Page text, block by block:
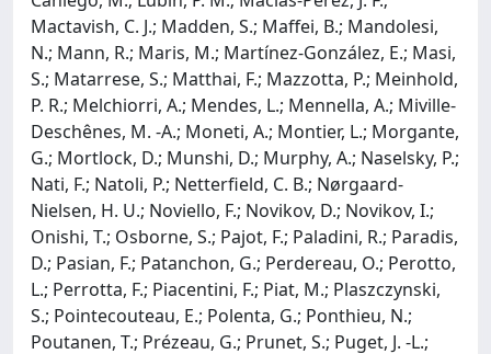
Mactavish, C. J.; Madden, S.; Maffei, B.; Mandolesi,
N.; Mann, R.; Maris, M.; Martínez-González, E.; Masi,
S.; Matarrese, S.; Matthai, F.; Mazzotta, P.; Meinhold,
P. R.; Melchiorri, A.; Mendes, L.; Mennella, A.; Miville-
Deschênes, M. -A.; Moneti, A.; Montier, L.; Morgante,
G.; Mortlock, D.; Munshi, D.; Murphy, A.; Naselsky, P.;
Nati, F.; Natoli, P.; Netterfield, C. B.; Nørgaard-
Nielsen, H. U.; Noviello, F.; Novikov, D.; Novikov, I.;
Onishi, T.; Osborne, S.; Pajot, F.; Paladini, R.; Paradis,
D.; Pasian, F.; Patanchon, G.; Perdereau, O.; Perotto,
L.; Perrotta, F.; Piacentini, F.; Piat, M.; Plaszczynski,
S.; Pointecouteau, E.; Polenta, G.; Ponthieu, N.;
Poutanen, T.; Prézeau, G.; Prunet, S.; Puget, J. -L.;